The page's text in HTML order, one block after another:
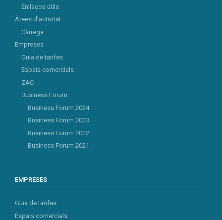
Enllaços útils
Àrees d’activitat
Càrrega
Empreses
Guia de tarifes
Espais comercials
ZAC
Business Forum
Business Forum 2024
Business Forum 2023
Business Forum 2022
Business Forum 2021
EMPRESES
Guia de tarifes
Espais comercials